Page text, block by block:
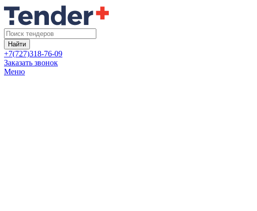
Найти
+7(727)318-76-09
Заказать звонок
Меню